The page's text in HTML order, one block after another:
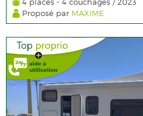
Proposé par MAXIME